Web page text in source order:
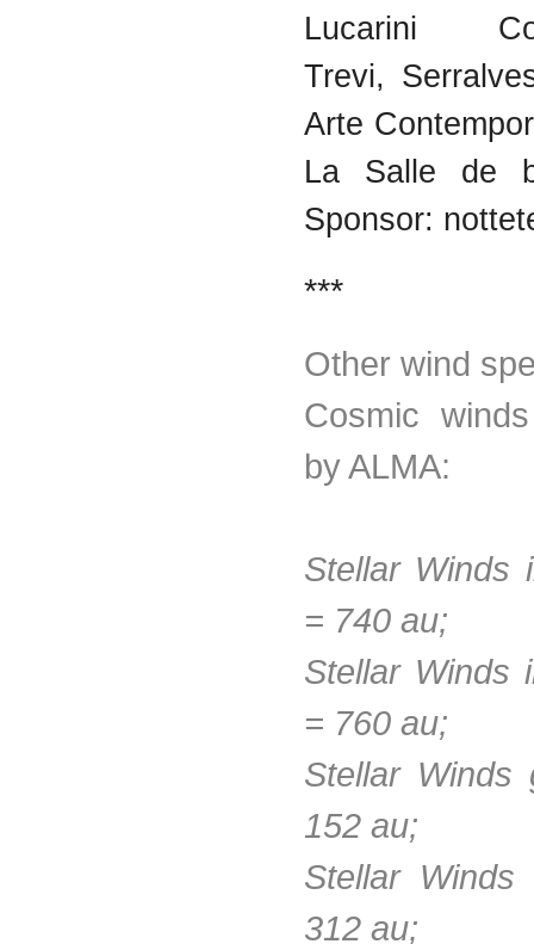
Lucarini
Trevi,
Arte
La Salle de
Sponsor:
***
Other wind
Cosmic
by ALMA:
Stellar Winds
= 740 au;
Stellar Winds
= 760 au;
Stellar
152 au;
Stellar
312 au;